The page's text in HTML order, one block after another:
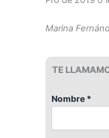
Marina
TE
Nombre *